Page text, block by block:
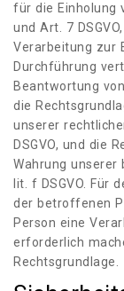
für die Einholung
und Art. 7
Verarbeitung zur
Durchführung
Beantwortung
die
unserer
DSGVO, und die
Wahrung unserer
lit. f DSGVO. Für
der betroffenen
Person eine
erforderlich
Rechtsgrundlage.